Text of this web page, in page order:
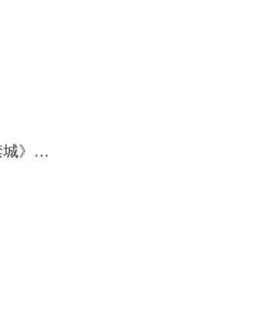
敢（大型纪录片《紫禁城》主题歌） (Dolby Atmos)